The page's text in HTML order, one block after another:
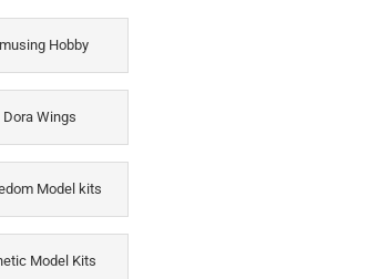
Hobby
Dora Wings
Model kits
Model Kits